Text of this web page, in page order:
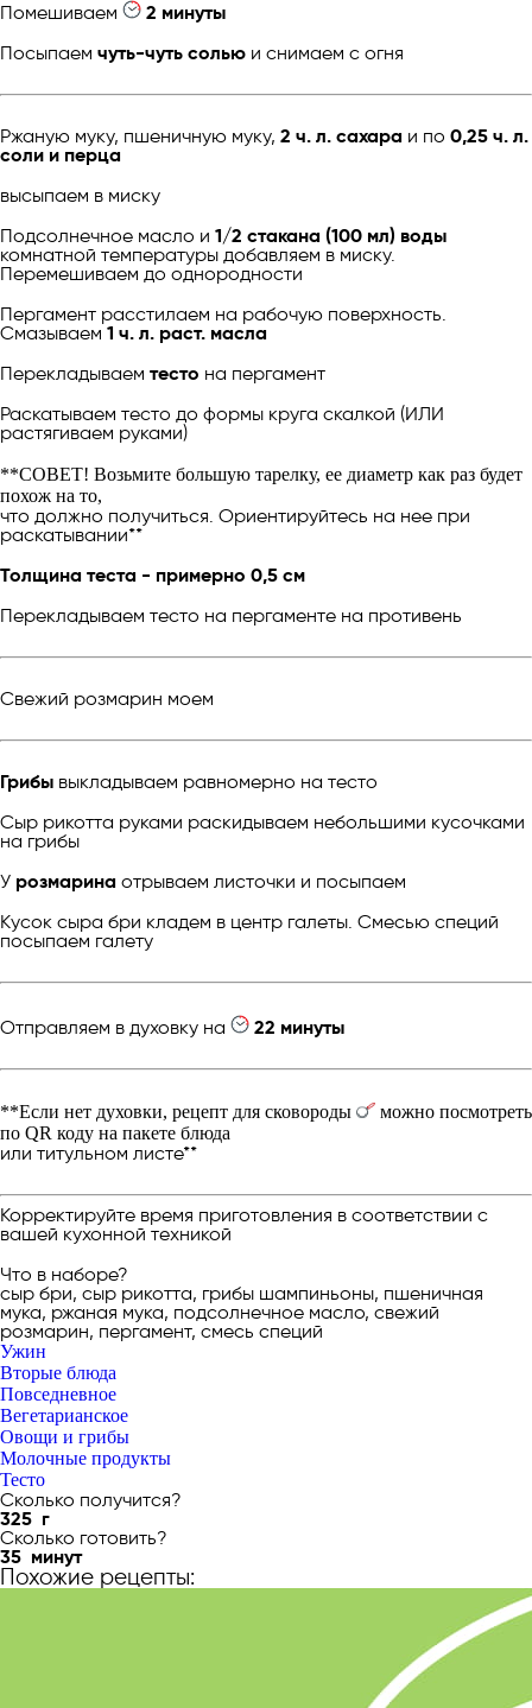
Помешиваем
2 минуты
Посыпаем чуть-чуть солью и снимаем с огня
Ржаную муку, пшеничную муку, 2 ч. л. сахара и по 0,25 ч. л.
соли и перца
высыпаем в миску
Подсолнечное масло и 1/2 стакана (100 мл) воды
комнатной температуры добавляем в миску.
Перемешиваем до однородности
Пергамент расстилаем на рабочую поверхность.
Смазываем 1 ч. л. раст. масла
Перекладываем тесто на пергамент
Раскатываем тесто до формы круга скалкой (ИЛИ
растягиваем руками)
**СОВЕТ! Возьмите большую тарелку, ее диаметр как раз будет
похож на то,
что должно получиться. Ориентируйтесь на нее при
раскатывании**
Толщина теста - примерно 0,5 см
Перекладываем тесто на пергаменте на противень
Свежий розмарин моем
Грибы выкладываем равномерно на тесто
Сыр рикотта руками раскидываем небольшими кусочками
на грибы
У розмарина отрываем листочки и посыпаем
Кусок сыра бри кладем в центр галеты. Смесью специй
посыпаем галету
Отправляем в духовку на 22 минуты
**Если нет духовки, рецепт для сковороды
можно посмотреть
по QR коду на пакете блюда
или титульном листе**
Корректируйте время приготовления в соответствии с
вашей кухонной техникой
Что в наборе?
сыр бри, сыр рикотта, грибы шампиньоны, пшеничная
мука, ржаная мука, подсолнечное масло, свежий
розмарин, пергамент, смесь специй
Ужин
Вторые блюда
Повседневное
Вегетарианское
Овощи и грибы
Молочные продукты
Тесто
Сколько получится?
325 г
Сколько готовить?
35 минут
Похожие рецепты: